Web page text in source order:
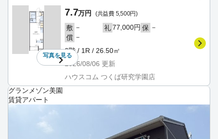
写真を見る
7.7万円 (共益費 5,500円)
敷 － 礼77,000円 保 －
償 －
2階 / 1R / 26.50㎡
2026/08/06 更新
ハウスコム つくば研究学園店
グランメゾン美園
賃貸アパート